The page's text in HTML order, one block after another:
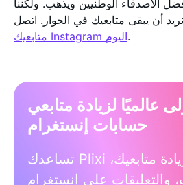
الأصدقاء الوطنيين ويذهب. ولكننا
متابعيك Instagram اليوم.
عالميًا لزيادة متابعي
حسابات إنستغرام
تساعدك Plixi على زيادة متابعيك،
والتعليقات على إنستغرام